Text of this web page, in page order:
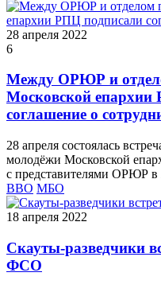
28 апреля 2022
6
Между ОРЮР и
Московской епархии
соглашение о
28 апреля состоялась
молодёжи Московской
с представителями ОРЮР в
ВВО МБО
18 апреля 2022
Скауты-разведчики
ФСО